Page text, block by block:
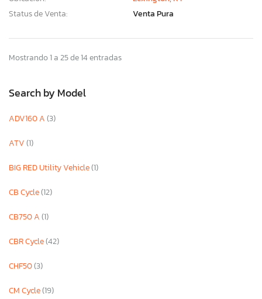
Status de Venta:
Venta Pura
Mostrando 1 a 25 de 14 entradas
Search by Model
ADV160 A(3)
ATV(1)
BIG RED Utility Vehicle(1)
CB Cycle(12)
CB750 A(1)
CBR Cycle(42)
CHF50(3)
CM Cycle(19)